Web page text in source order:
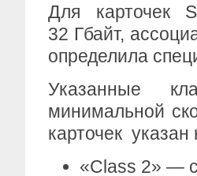
Для карточек
32 Гбайт,
определила
Указанные
минимальной
карточек указан
«Class 2» —